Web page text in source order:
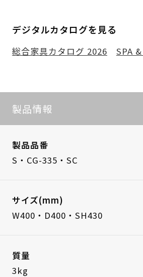
デジタルカタログを見る
総合家具カタログ 2026 SPA
製品情報
製品品番
S・CG-335・SC
サイズ(mm)
W400・D400・SH430
質量
3kg